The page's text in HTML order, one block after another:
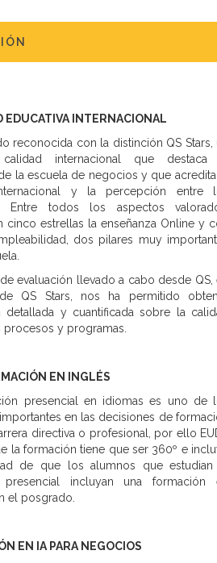
EDUCATIVA INTERNACIONAL
reconocida con la distinción QS Stars,
internacional que destaca
la escuela de negocios y que acredita
y la percepción entre
Entre todos los aspectos
cinco estrellas la enseñanza Online y
dos pilares muy
evaluación llevado a cabo desde QS,
QS Stars, nos ha permitido
detallada y cuantificada sobre la
procesos y programas.
EN INGLÉS
presencial en idiomas es uno de
en las decisiones de
directiva o profesional, por ello
la formación tiene que ser 360º e
de que los alumnos que estudian
presencial incluyan una formación
el posgrado.
EN IA PARA NEGOCIOS